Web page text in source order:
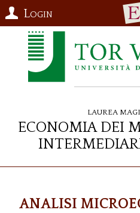
Login
Laurea
Economia dei
ANALISI